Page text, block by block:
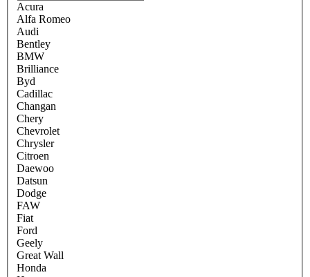
Acura
Alfa Romeo
Audi
Bentley
BMW
Brilliance
Byd
Cadillac
Changan
Chery
Chevrolet
Chrysler
Citroen
Daewoo
Datsun
Dodge
FAW
Fiat
Ford
Geely
Great Wall
Honda